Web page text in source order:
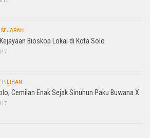
SEJARAH
Bioskop Lokal di Kota Solo
PILIHAN
Cemilan Enak Sejak Sinuhun Paku Buwana X